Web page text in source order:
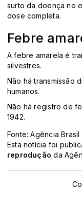
surto da doença no
dose completa.
Febre
A febre amarela é
silvestres.
Não há transmissão
humanos.
Não há registro de
1942.
Fonte: Agência Brasil
Esta notícia foi
reprodução da